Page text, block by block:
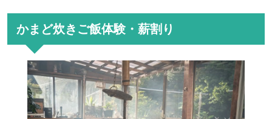
かまど炊きご飯体験・薪割り